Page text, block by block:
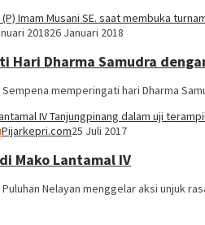
201826 Januari 2018
Hari Dharma Samudra
Sempena memperingati hari Dharma
Pijarkepri.com25 Juli 2017
Mako Lantamal IV
Puluhan Nelayan menggelar aksi unjuk